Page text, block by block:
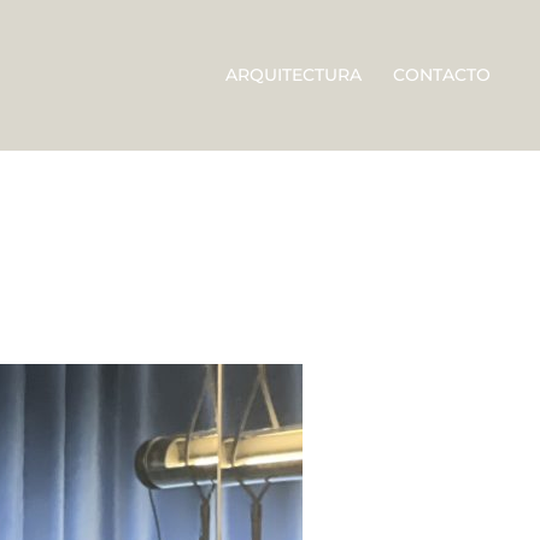
ARQUITECTURA CONTACTO